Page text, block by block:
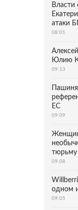
Власти
атаки
08:01
Юлию
09:13
ЕС
09:09
тюрьму
09:08
одном
09:05